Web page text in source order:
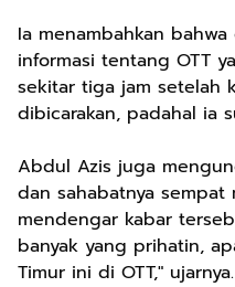
Ia menambahkan
informasi tentang OTT
sekitar tiga jam setelah
dibicarakan, padahal ia
Abdul Azis juga
dan sahabatnya sempat
mendengar kabar
banyak yang prihatin,
Timur ini di OTT," ujarnya.